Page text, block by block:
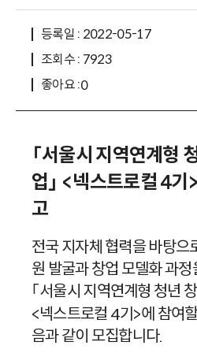
등록일 : 2022-05-17
조회수 : 7923
좋아요 :0
「서울시 지역연계형
업」 <넥스트로컬4기 >
고
전국 지자체 협력을 바탕으
원 발굴과 창업 모델화 과
「서울시 지역연계형 청년
<넥스트로컬 4기 >에 참여
음과 같이 모집합니다.